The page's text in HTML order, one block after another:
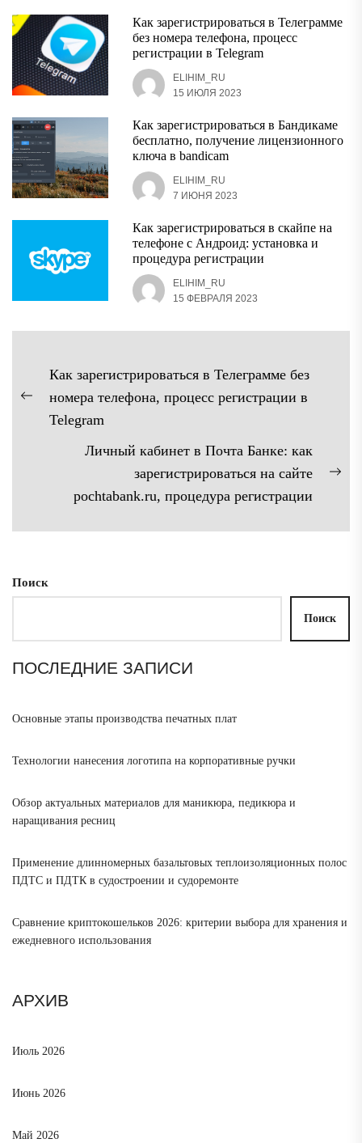
Как зарегистрироваться в Телеграмме
без номера телефона, процесс
регистрации в Telegram
ELIHIM_RU
15 ИЮЛЯ 2023
Как зарегистрироваться в Бандикаме
бесплатно, получение лицензионного
ключа в bandicam
ELIHIM_RU
7 ИЮНЯ 2023
Как зарегистрироваться в скайпе на
телефоне с Андроид: установка и
процедура регистрации
ELIHIM_RU
15 ФЕВРАЛЯ 2023
Навигация
по
записям
Предыдущая
запись:
Как зарегистрироваться в Телеграмме без
номера телефона, процесс регистрации в
Telegram
Личный кабинет в Почта Банке: как
зарегистрироваться на сайте
pochtabank.ru, процедура регистрации
Поиск
Поиск
ПОСЛЕДНИЕ ЗАПИСИ
Основные этапы производства печатных плат
Технологии нанесения логотипа на корпоративные ручки
Обзор актуальных материалов для маникюра, педикюра и
наращивания ресниц
Применение длинномерных базальтовых теплоизоляционных полос
ПДТС и ПДТК в судостроении и судоремонте
Сравнение криптокошельков 2026: критерии выбора для хранения и
ежедневного использования
АРХИВ
Июль 2026
Июнь 2026
Май 2026